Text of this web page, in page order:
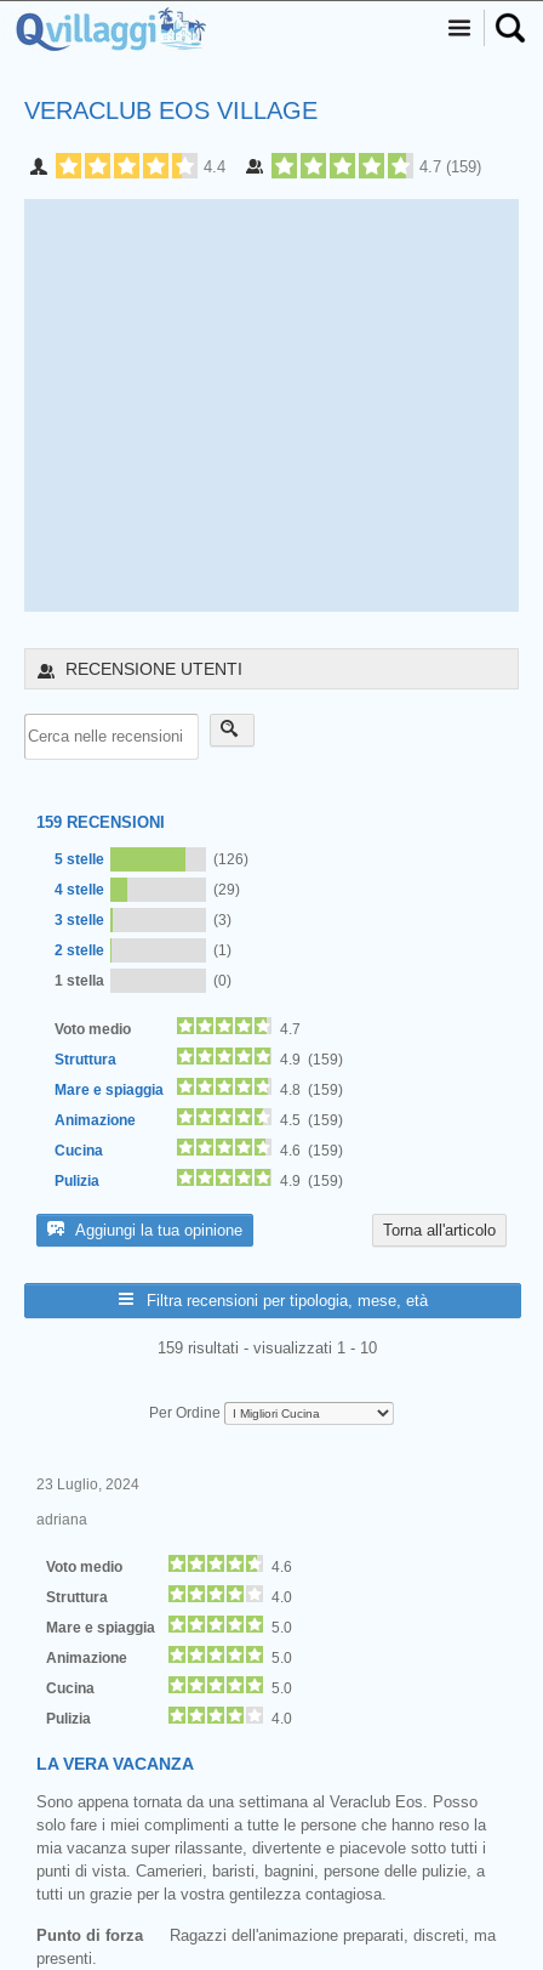
VERACLUB EOS VILLAGE
4.4 4.7 (159)
RECENSIONE UTENTI
159 RECENSIONI
5 stelle
(126)
4 stelle
(29)
3 stelle
(3)
2 stelle
(1)
1 stella
(0)
Voto medio
4.7
Struttura
4.9 (159)
Mare e spiaggia
4.8 (159)
Animazione
4.5 (159)
Cucina
4.6 (159)
Pulizia
4.9 (159)
Aggiungi la tua opinione Torna all'articolo
Filtra recensioni per tipologia, mese, età
159 risultati - visualizzati 1 - 10
Per Ordine
23 Luglio, 2024
adriana
Voto medio
4.6
Struttura
4.0
Mare e spiaggia
5.0
Animazione
5.0
Cucina
5.0
Pulizia
4.0
LA VERA VACANZA
Sono appena tornata da una settimana al Veraclub Eos. Posso
solo fare i miei complimenti a tutte le persone che hanno reso la
mia vacanza super rilassante, divertente e piacevole sotto tutti i
punti di vista. Camerieri, baristi, bagnini, persone delle pulizie, a
tutti un grazie per la vostra gentilezza contagiosa.
Punto di forza
Ragazzi dell'animazione preparati, discreti, ma
presenti.